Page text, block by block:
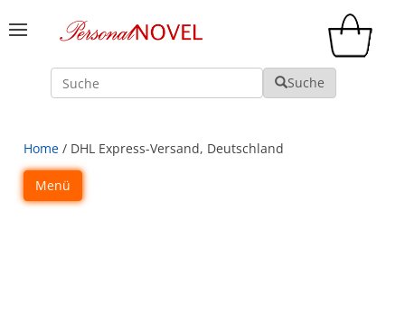
Suche Suche
Home / DHL Express-Versand, Deutschland
Menü